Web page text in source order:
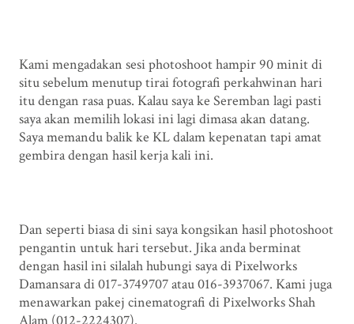
Kami mengadakan sesi photoshoot hampir 90 minit di
situ sebelum menutup tirai fotografi perkahwinan hari
itu dengan rasa puas. Kalau saya ke Seremban lagi pasti
saya akan memilih lokasi ini lagi dimasa akan datang.
Saya memandu balik ke KL dalam kepenatan tapi amat
gembira dengan hasil kerja kali ini.
Dan seperti biasa di sini saya kongsikan hasil photoshoot
pengantin untuk hari tersebut. Jika anda berminat
dengan hasil ini silalah hubungi saya di Pixelworks
Damansara di 017-3749707 atau 016-3937067. Kami juga
menawarkan pakej cinematografi di Pixelworks Shah
Alam (012-2224307).